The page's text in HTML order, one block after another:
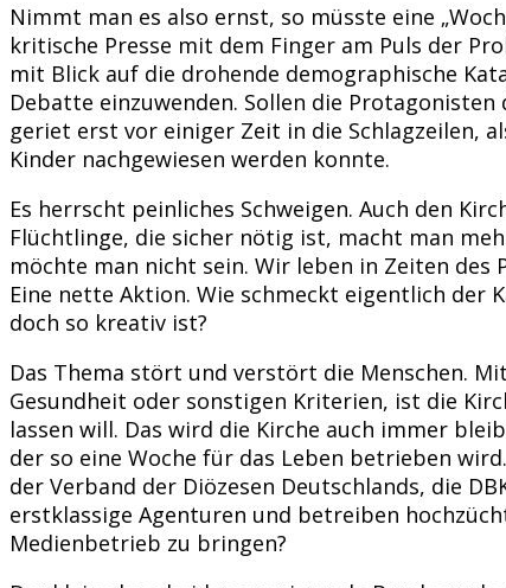
Nimmt man es also ernst, so müsste eine
kritische Presse mit dem Finger am Puls der
mit Blick auf die drohende demographische
Debatte einzuwenden. Sollen die
geriet erst vor einiger Zeit in die Schlagzeilen,
Kinder nachgewiesen werden konnte.
Es herrscht peinliches Schweigen. Auch den
Flüchtlinge, die sicher nötig ist, macht man
möchte man nicht sein. Wir leben in Zeiten
Eine nette Aktion. Wie schmeckt eigentlich der
doch so kreativ ist?
Das Thema stört und verstört die Menschen.
Gesundheit oder sonstigen Kriterien, ist die
lassen will. Das wird die Kirche auch immer
der so eine Woche für das Leben betrieben
der Verband der Diözesen Deutschlands, die
erstklassige Agenturen und betreiben
Medienbetrieb zu bringen?